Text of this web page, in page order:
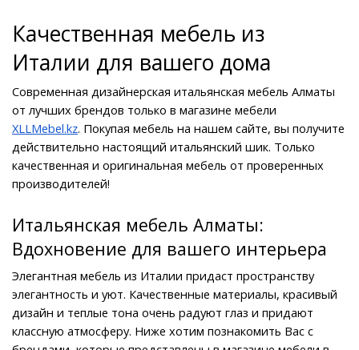
Качественная мебель из
Италии для вашего дома
Современная дизайнерская итальянская мебель Алматы
XLLMebel.kz. Покупая мебель на нашем сайте, вы получите
действительно настоящий итальянский шик. Только
качественная и оригинальная мебель от проверенных
производителей!
Итальянская мебель Алматы:
Вдохновение для вашего интерьера
Элегантная мебель из Италии придаст пространству
элегантность и уют. Качественные материалы, красивый
дизайн и теплые тона очень радуют глаз и придают
классную атмосферу. Ниже хотим познакомить Вас с